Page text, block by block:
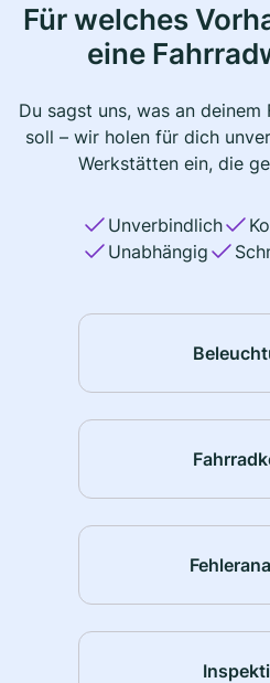
Für welches
eine
Du sagst uns, was an
soll – wir holen für dich
Werkstätten ein, die
Unverbindlich
Unabhängig